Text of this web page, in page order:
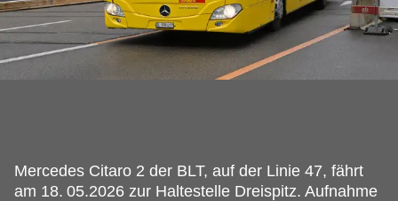
Mercedes Citaro 2 der BLT, auf der Linie 47, fährt
am 18. 05.2026 zur Haltestelle Dreispitz. Aufnahme